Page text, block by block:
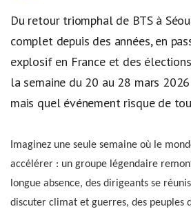
Du retour triomphal de BTS à
complet depuis des années, en
explosif en France et des
la semaine du 20 au 28 mars
mais quel événement risque de
Imaginez une seule semaine où le
accélérer : un groupe légendaire
longue absence, des dirigeants se
discuter climat et guerres, des peuples